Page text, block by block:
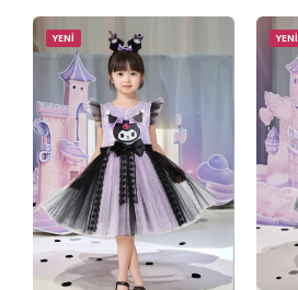
YENİ YENİ